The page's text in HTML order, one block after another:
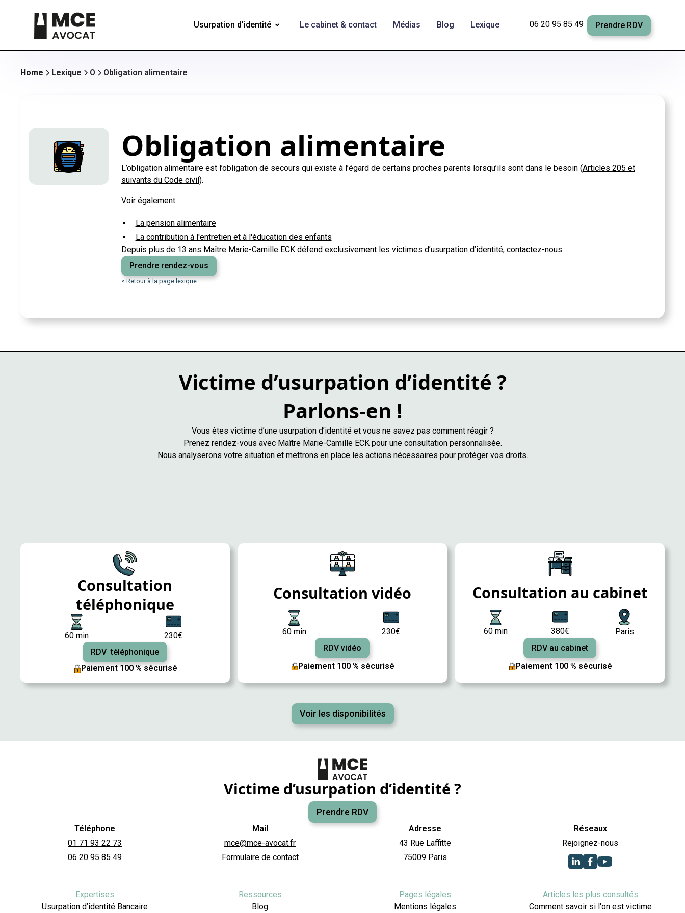
Usurpation d'identité Le cabinet & contact Médias Blog Lexique 06 20 95 85 49 Prendre RDV
Home Lexique O Obligation alimentaire
O Obligation alimentaire
L’obligation alimentaire est l’obligation de secours qui existe à l’égard de certains proches parents lorsqu’ils sont dans le besoin (Articles 205 et
suivants du Code civil).
Voir également :
La pension alimentaire
La contribution à l'entretien et à l'éducation des enfants
Depuis plus de 13 ans Maître Marie-Camille ECK défend exclusivement les victimes d’usurpation d’identité, contactez-nous.
Prendre rendez-vous
< Retour à la page lexique
Victime d’usurpation d’identité ?
Parlons-en !
Vous êtes victime d’une usurpation d’identité et vous ne savez pas comment réagir ?
Prenez rendez-vous avec Maître Marie-Camille ECK pour une consultation personnalisée.
Nous analyserons votre situation et mettrons en place les actions nécessaires pour protéger vos droits.
Consultation
téléphonique
60 min
230€
RDV téléphonique
Paiement 100 % sécurisé
Consultation vidéo
60 min
230€
RDV vidéo
Paiement 100 % sécurisé
Consultation au cabinet
60 min 380€
Paris
RDV au cabinet
Paiement 100 % sécurisé
Voir les disponibilités
Victime d’usurpation d’identité ?
Prendre RDV
Téléphone
01 71 93 22 73
06 20 95 85 49
Mail
mce@mce-avocat.fr
Formulaire de contact
Adresse
43 Rue Laffitte
75009 Paris
Réseaux
Rejoignez-nous
Expertises
Usurpation d’identité Bancaire
Ressources
Blog
Pages légales
Mentions légales
Articles les plus consultés
Comment savoir si l'on est victime